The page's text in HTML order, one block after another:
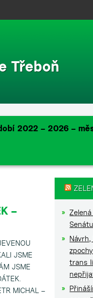
Třeboň
2022 – 2026 –
–
JSME
JSME
MICHAL –
Senátu
trans